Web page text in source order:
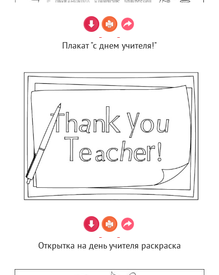
Плакат "с днем учителя!"
Открытка на день учителя раскраска